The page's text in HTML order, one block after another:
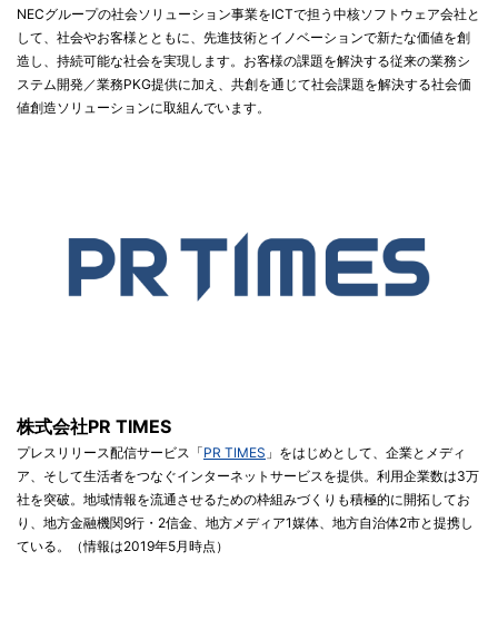
NECグループの社会ソリューション事業をICTで担う中核ソフトウェア会社と
して、社会やお客様とともに、先進技術とイノベーションで新たな価値を創
造し、持続可能な社会を実現します。お客様の課題を解決する従来の業務シ
ステム開発／業務PKG提供に加え、共創を通じて社会課題を解決する社会価
値創造ソリューションに取組んでいます。
株式会社PR TIMES
プレスリリース配信サービス「PR TIMES 」をはじめとして、企業とメディ
ア、そして生活者をつなぐインターネットサービスを提供。利用企業数は3万
社を突破。地域情報を流通させるための枠組みづくりも積極的に開拓してお
り、地方金融機関9行・2信金、地方メディア1媒体、地方自治体2市と提携し
ている。（情報は2019年5月時点）